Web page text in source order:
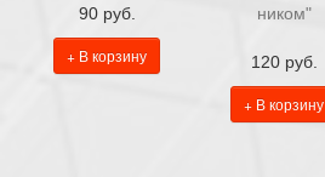
90 руб.
+ В корзину
ником"
120 руб.
+ В корзину